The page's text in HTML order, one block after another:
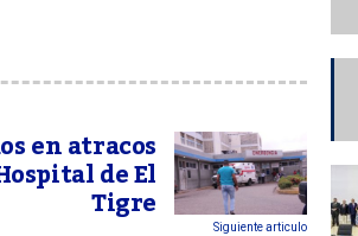
en atracos
de El
Tigre Siguiente articulo